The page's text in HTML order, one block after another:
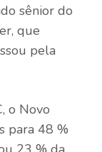
sênior do
que
pela
o Novo
para 48 %